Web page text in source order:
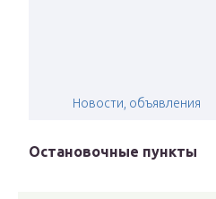
Новости, объявления
Остановочные пункты